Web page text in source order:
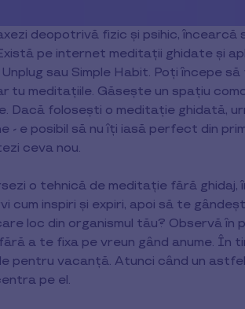
deopotrivă fizic și psihic, încearcă
pe internet meditații ghidate și
Unplug sau Simple Habit. Poți începe
tu meditațiile. Găsește un spațiu
Dacă folosești o meditație ghidată,
- e posibil să nu îți iasă perfect din
ceva nou.
o tehnică de meditație fără
cum inspiri și expiri, apoi să te
loc din organismul tău? Observă în
a te fixa pe vreun gând anume. În
pentru vacanță. Atunci când un
pe el.